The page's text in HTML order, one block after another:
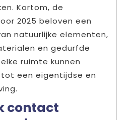
Kortom, de
2025 beloven een
natuurlijke elementen,
en gedurfde
ruimte kunnen
een eigentijdse en
contact